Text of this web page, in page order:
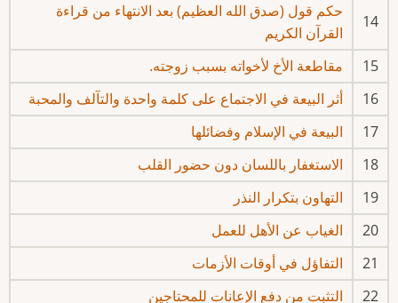
14
حكم قول (صدق الله العظيم) بعد الانتهاء من قراءة
القرآن الكريم
15
مقاطعة الأخ لأخواته بسبب زوجته.
16
أثر البيعة في الاجتماع على كلمة واحدة والتآلف والمحبة
17
البيعة في الإسلام وفضائلها
18
الاستغفار باللسان دون حضور القلب
19
التهاون بتكرار النذر
20
الغياب عن الأهل للعمل
21
التفاؤل في أوقات الأزمات
22
التثبت من دفع الإعانات للمحتاجين